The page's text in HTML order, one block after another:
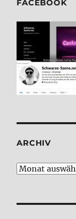
FACE­BOOK
ARCHIV
Archiv